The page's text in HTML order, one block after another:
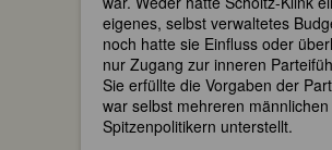
eigenes, selbst verwaltetes
noch hatte sie Einfluss oder
nur Zugang zur inneren
Sie erfüllte die Vorgaben der
war selbst mehreren männlichen
Spitzenpolitikern unterstellt.